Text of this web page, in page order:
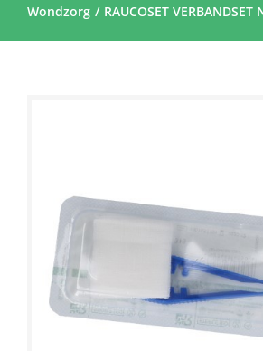
Wondzorg
RAUCOSET VERBANDSET